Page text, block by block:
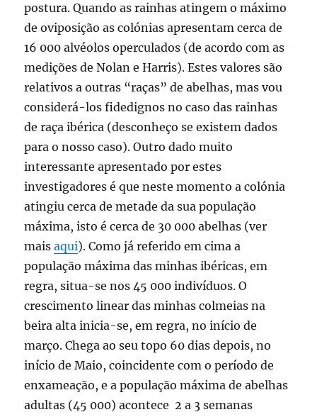
postura. Quando as rainhas atingem o máximo
de oviposição as colónias apresentam cerca de
16 000 alvéolos operculados (de acordo com as
medições de Nolan e Harris). Estes valores são
relativos a outras “raças” de abelhas, mas vou
considerá-los fidedignos no caso das rainhas
de raça ibérica (desconheço se existem dados
para o nosso caso). Outro dado muito
interessante apresentado por estes
investigadores é que neste momento a colónia
atingiu cerca de metade da sua população
máxima, isto é cerca de 30 000 abelhas (ver
maisaqui). Como já referido em cima a
população máxima das minhas ibéricas, em
regra, situa-se nos 45 000 indivíduos. O
crescimento linear das minhas colmeias na
beira alta inicia-se, em regra, no início de
março. Chega ao seu topo 60 dias depois, no
início de Maio, coincidente com o período de
enxameação, e a população máxima de abelhas
adultas (45 000) acontece 2 a 3 semanas